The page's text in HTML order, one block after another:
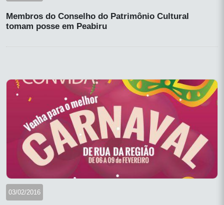
Membros do Conselho do Patrimônio Cultural
tomam posse em Peabiru
03/02/2016